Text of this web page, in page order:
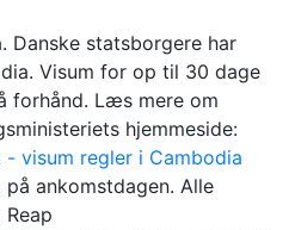
Danske statsborgere har
Visum for op til 30 dage
forhånd. Læs mere om
hjemmeside:
visum regler i Cambodia
på ankomstdagen. Alle